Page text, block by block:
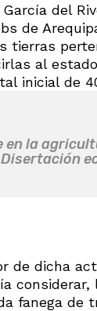
del
de
tierras
al
inicial de
la
de dicha
fanega de